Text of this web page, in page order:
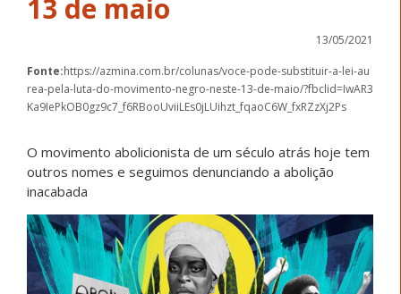
13 de maio
13/05/2021
Fonte:https://azmina.com.br/colunas/voce-pode-substituir-a-lei-au
rea-pela-luta-do-movimento-negro-neste-13-de-maio/?fbclid=IwAR3
Ka9IePkOB0gz9c7_f6RBooUviiLEs0jLUihzt_fqaoC6W_fxRZzXj2Ps
O movimento abolicionista de um século atrás hoje tem
outros nomes e seguimos denunciando a abolição
inacabada